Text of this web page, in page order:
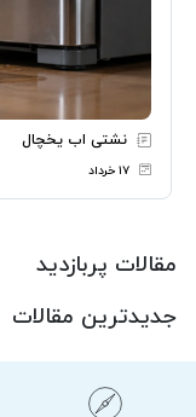
نشتی اب یخچال
۱۷ خرداد
مقالات پربازدید
جدیدترین مقالات